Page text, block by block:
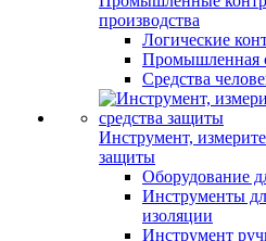
производства
Логические
Промышленная
Средства
Инструмент,
защиты
Оборудование
Инструменты
изоляции
Инструмент